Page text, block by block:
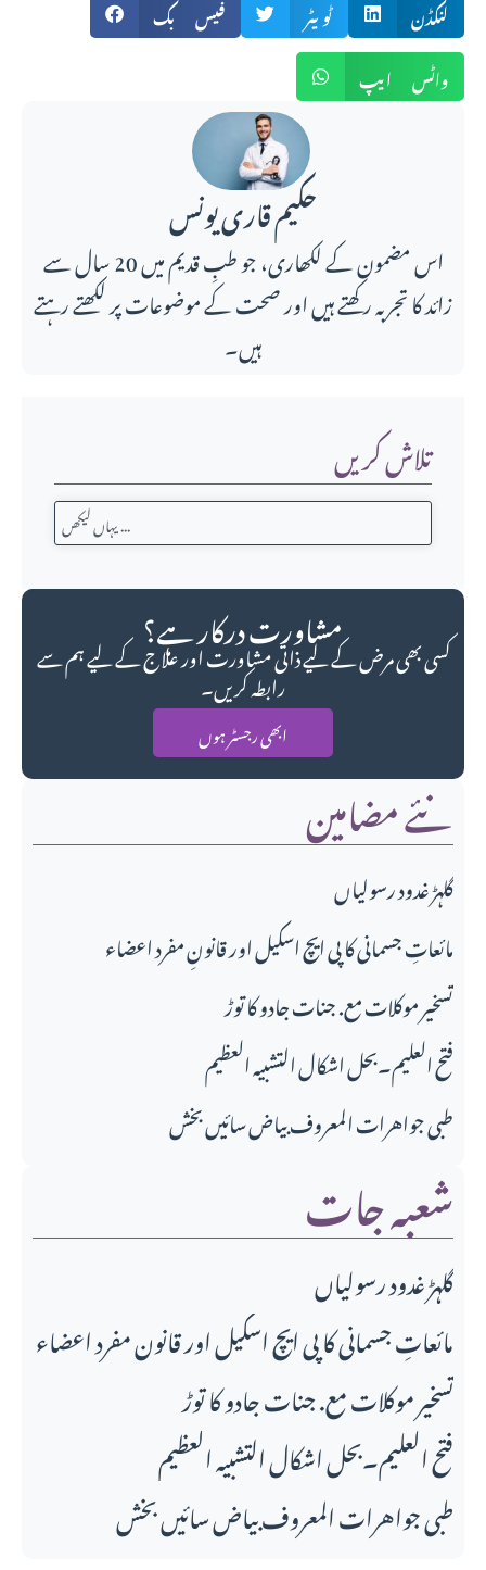
تلاش کریں
مشاورت درکار ہے؟
کسی بھی مرض کے لیے ذاتی مشاورت اور علاج کے لیے ہم سے
رابطہ کریں۔
ابھی رجسٹر ہوں
نئے مضامین
گلہڑ غدود رسولیاں
مائعاتِ جسمانی کا پی ایچ اسکیل اور قانونِ مفرد اعضاء
تسخیر موکلات مع. جنات جادو کا توڑ
فتح العلیم۔بحل اشکال التشبیہ العظیم
طبی جواهرات المعروف بیاض سائیں بخش
شعبہ جات
گلہڑ غدود رسولیاں
مائعاتِ جسمانی کا پی ایچ اسکیل اور قانونِ مفرد اعضاء
تسخیر موکلات مع. جنات جادو کا توڑ
فتح العلیم۔بحل اشکال التشبیہ العظیم
طبی جواهرات المعروف بیاض سائیں بخش
فیس بک ٹویٹر
لنکڈن
واٹس ایپ
حکیم قاری یونس
اس مضمون کے لکھاری، جو طبِ قدیم میں 20 سال سے
زائد کا تجربہ رکھتے ہیں اور صحت کے موضوعات پر لکھتے رہتے
ہیں۔